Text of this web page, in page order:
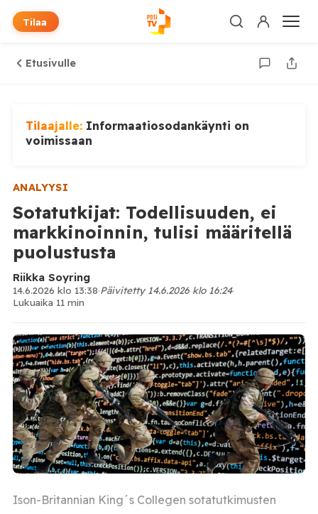
Tilaa
Etusivulle
Tilaajalle: Informaatiosodankäynti on
voimissaan
ANALYYSI
Sotatutkijat: Todellisuuden, ei
markkinoinnin, tulisi määritellä
puolustusta
Riikka Soyring
14.6.2026 klo 13:38·Päivitetty 14.6.2026 klo 16:24·
Lukuaika 11 min
Ison-Britannian King´s Collegen sotatutkimusten